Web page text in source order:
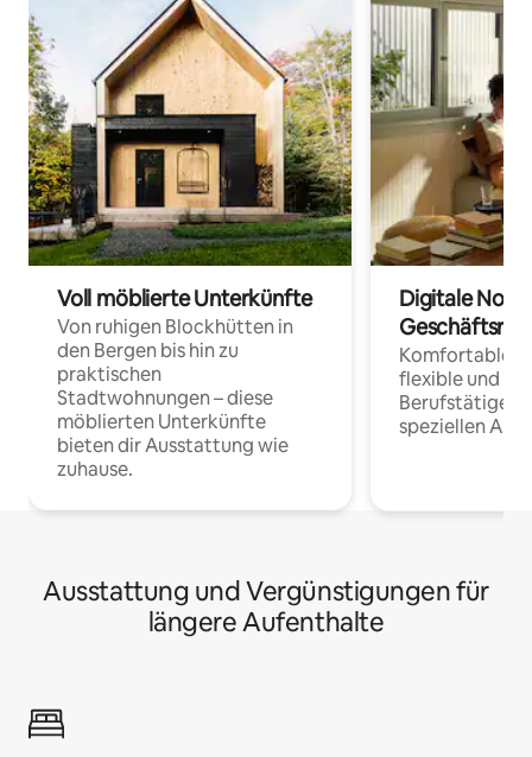
Voll möblierte Unterkünfte
Von ruhigen Blockhütten in
den Bergen bis hin zu
praktischen
Stadtwohnungen – diese
möblierten Unterkünfte
bieten dir Ausstattung wie
zuhause.
Digitale
Komfortable
flexible und
Berufstätige
speziellen
Ausstattung und Vergünstigungen für
längere Aufenthalte